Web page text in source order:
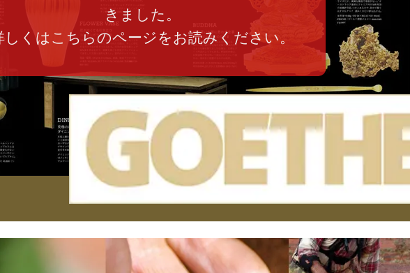
きました。
しくはこちらのページをお読みください。